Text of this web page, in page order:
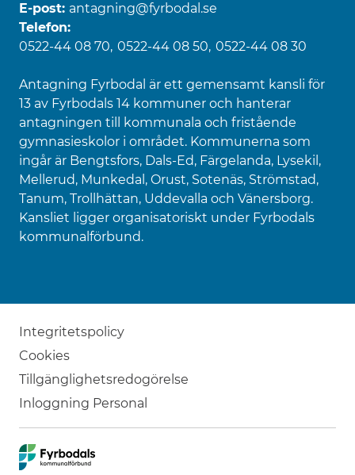
E-post: antagning@fyrbodal.se
Telefon:
0522-44 08 70 0522-44 08 50 0522-44 08 30
Antagning Fyrbodal är ett gemensamt kansli för
13 av Fyrbodals 14 kommuner och hanterar
antagningen till kommunala och fristående
gymnasieskolor i området. Kommunerna som
ingår är Bengtsfors, Dals-Ed, Färgelanda, Lysekil,
Mellerud, Munkedal, Orust, Sotenäs, Strömstad,
Tanum, Trollhättan, Uddevalla och Vänersborg.
Kansliet ligger organisatoriskt under Fyrbodals
kommunalförbund.
Integritetspolicy
Cookies
Tillgänglighetsredogörelse
Inloggning Personal